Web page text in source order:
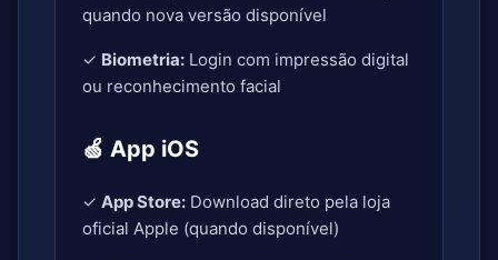
quando nova versão disponível
✓ Biometria: Login com impressão digital
ou reconhecimento facial
🍏 App iOS
✓ App Store: Download direto pela loja
oficial Apple (quando disponível)